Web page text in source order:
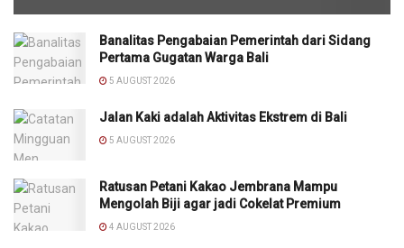
Banalitas Pengabaian Pemerintah dari Sidang
Pertama Gugatan Warga Bali
5 AUGUST 2026
Jalan Kaki adalah Aktivitas Ekstrem di Bali
5 AUGUST 2026
Ratusan Petani Kakao Jembrana Mampu
Mengolah Biji agar jadi Cokelat Premium
4 AUGUST 2026